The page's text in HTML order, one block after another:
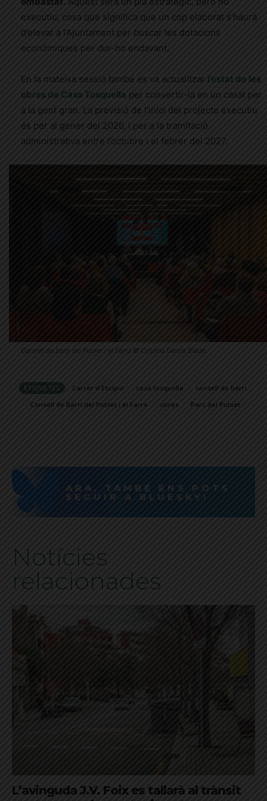
executiu, cosa que significa que un cop elaborat s’haurà
d’elevar a l’Ajuntament per buscar les dotacions
econòmiques per dur-ho endavant.
En la mateixa sessió també es va actualitzar
l’estat de les
obres de Casa Tosquella per convertir-la en un casal per
a la gent gran. La previsió de l’inici del projecte executiu
és per al gener del 2026, i per a la tramitació
administrativa entre l’octubre i el febrer del 2027.
Consell de barri del Putxet i el Farró © Cristina García Bladé
ETIQUETES Carrer d'Escipió casa tosquella
consell de barri
Consell de Barri del Putxet i el Farró
obres Parc del Putxet
ARA, TAMBÉ ENS POTS
SEGUIR A BLUESKY!
Notícies
relacionades
L’avinguda J.V. Foix es tallarà al trànsit